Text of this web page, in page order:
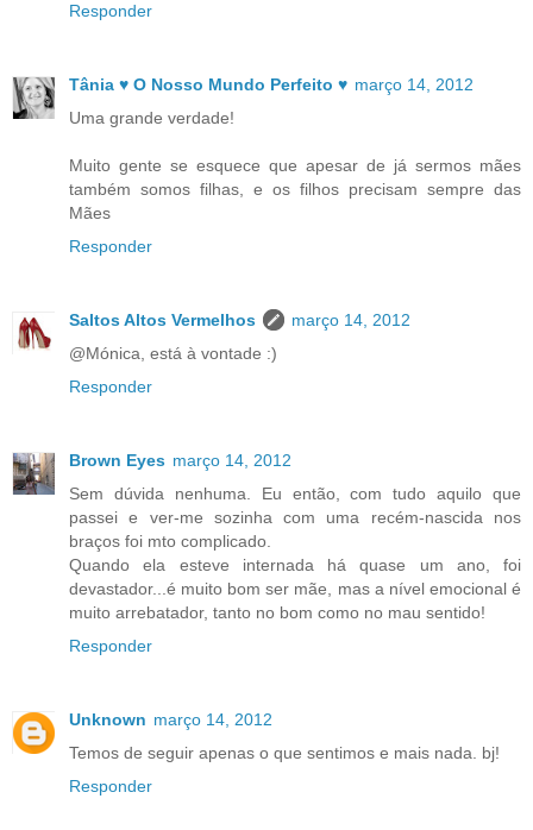
Responder
Tânia ♥ O Nosso Mundo Perfeito ♥ março 14, 2012
Uma grande verdade!
Muito gente se esquece que apesar de já sermos mães
também somos filhas, e os filhos precisam sempre das
Mães
Responder
Saltos Altos Vermelhos
março 14, 2012
@Mónica, está à vontade :)
Responder
Brown Eyes março 14, 2012
Sem dúvida nenhuma. Eu então, com tudo aquilo que
passei e ver-me sozinha com uma recém-nascida nos
braços foi mto complicado.
Quando ela esteve internada há quase um ano, foi
devastador...é muito bom ser mãe, mas a nível emocional é
muito arrebatador, tanto no bom como no mau sentido!
Responder
Unknown março 14, 2012
Temos de seguir apenas o que sentimos e mais nada. bj!
Responder